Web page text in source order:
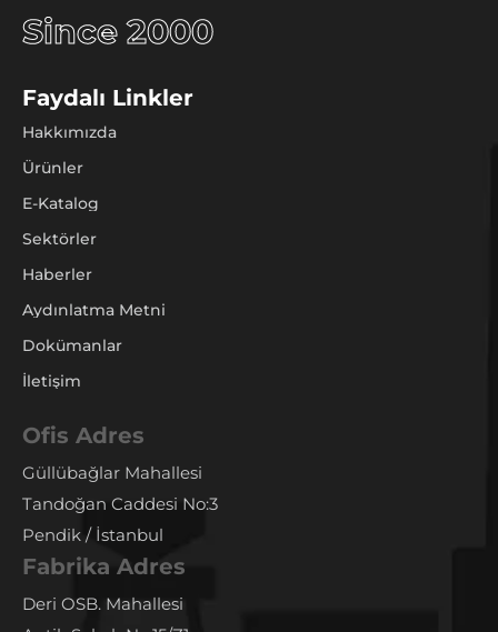
Since 2000
Faydalı Linkler
Hakkımızda
Ürünler
E-Katalog
Sektörler
Haberler
Aydınlatma Metni
Dokümanlar
İletişim
Ofis Adres
Güllübağlar Mahallesi
Tandoğan Caddesi No:3
Pendik / İstanbul
Fabrika Adres
Deri OSB. Mahallesi